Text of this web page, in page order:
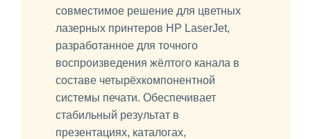
совместимое решение для цветных
лазерных принтеров HP LaserJet,
разработанное для точного
воспроизведения жёлтого канала в
составе четырёхкомпонентной
системы печати. Обеспечивает
стабильный результат в
презентациях, каталогах,